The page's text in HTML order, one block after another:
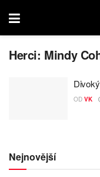
Herci: Mindy
OD VK
Nejnovější